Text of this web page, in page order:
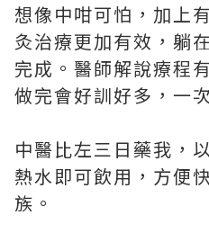
想像中咁可怕，加上
灸治療更加有效，躺
完成。醫師解說療程
做完會好訓好多，一
中醫比左三日藥我，
熱水即可飲用，方便
族。